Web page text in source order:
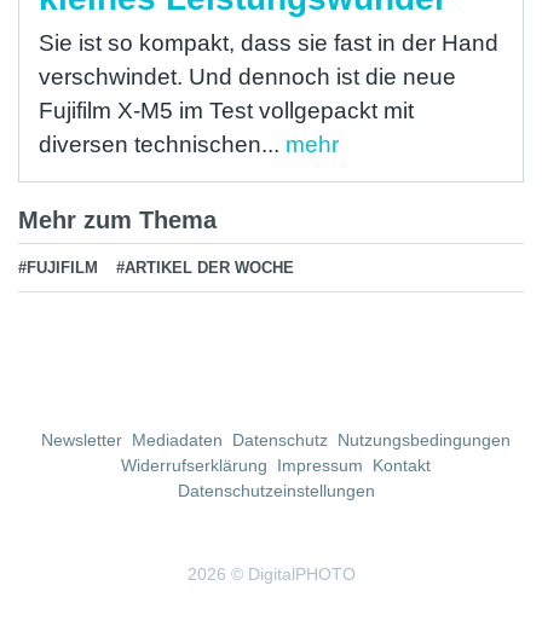
Sie ist so kompakt, dass sie fast in der Hand
verschwindet. Und dennoch ist die neue
Fujifilm X-M5 im Test vollgepackt mit
diversen technischen... mehr
Mehr zum Thema
#FUJIFILM #ARTIKEL DER WOCHE
2026 © DigitalPHOTO
Newsletter Mediadaten Datenschutz Nutzungsbedingungen
Widerrufserklärung
Impressum
Kontakt
Datenschutzeinstellungen